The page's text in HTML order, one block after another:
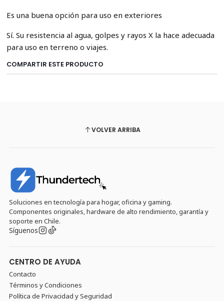
Es una buena opción para uso en exteriores
Sí. Su resistencia al agua, golpes y rayos X la hace adecuada
para uso en terreno o viajes.
COMPARTIR ESTE PRODUCTO
VOLVER ARRIBA
Soluciones en tecnología para hogar, oficina y gaming.
Componentes originales, hardware de alto rendimiento, garantía y
soporte en Chile.
Síguenos
CENTRO DE AYUDA
Contacto
Términos y Condiciones
Política de Privacidad y Seguridad